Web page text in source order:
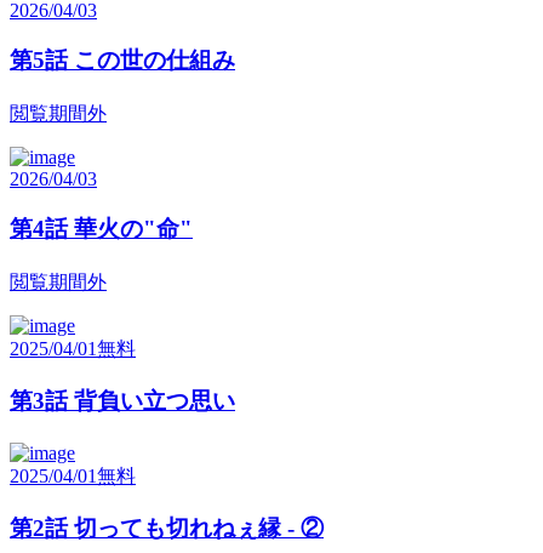
2026/04/03
第5話 この世の仕組み
閲覧期間外
2026/04/03
第4話 華火の"命"
閲覧期間外
2025/04/01無料
第3話 背負い立つ思い
2025/04/01無料
第2話 切っても切れねぇ縁 - ②